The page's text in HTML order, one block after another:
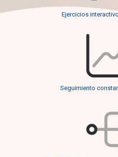
Ejercicios
Seguimiento